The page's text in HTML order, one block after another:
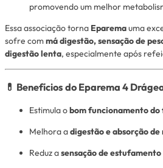
promovendo um melhor
Essa associação torna Eparemauma
sofre commá digestão, sensação de
digestão lenta, especialmente após
💊 Benefícios do Eparema 4
Estimula obom funcionamento
Melhora adigestão e absorção
Reduz asensação de